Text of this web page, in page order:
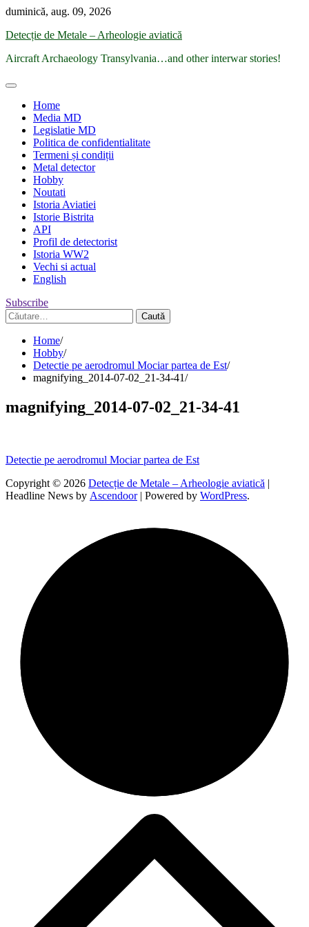
Skip
content
duminică, aug. 09, 2026
Detecție de Metale – Arheologie aviatică
Aircraft Archaeology Transylvania…and other interwar stories!
Home
Media MD
Legislatie MD
Politica de confidentialitate
Termeni și condiții
Metal detector
Hobby
Noutati
Istoria Aviatiei
Istorie Bistrita
API
Profil de detectorist
Istoria WW2
Vechi si actual
English
Subscribe
Caută
după:
Home
Hobby
Detectie pe aerodromul Mociar partea de Est
magnifying_2014-07-02_21-34-41
magnifying_2014-07-02_21-34-41
Navigare
în
articole
Detectie pe aerodromul Mociar partea de Est
Copyright © 2026 Detecție de Metale – Arheologie aviatică |
Headline News by Ascendoor| Powered by WordPress.